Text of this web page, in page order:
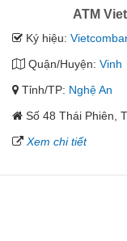
ATM
Ký hiệu:
Quận/Huyện: Vinh
Tỉnh/TP: Nghệ An
Số 48 Thái Phiên,
Xem chi tiết